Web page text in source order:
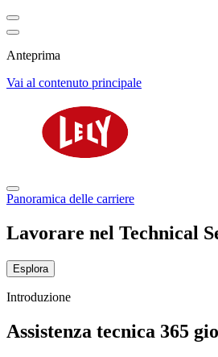
Anteprima
Vai al contenuto principale
Panoramica delle carriere
Lavorare nel Technical
Esplora
Introduzione
Assistenza tecnica 365